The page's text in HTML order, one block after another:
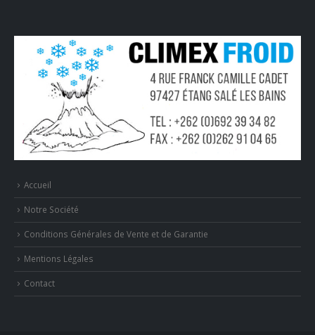
Accueil
Notre Société
Conditions Générales de Vente et de Garantie
Mentions Légales
Contact